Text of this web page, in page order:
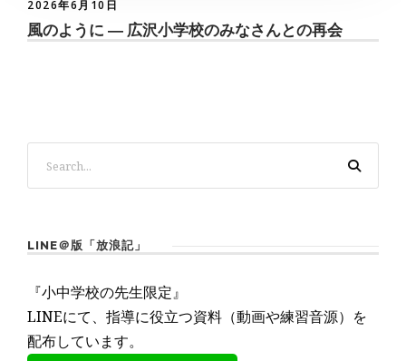
2026年6月10日
風のように ― 広沢小学校のみなさんとの再会
LINE＠版「放浪記」
『小中学校の先生限定』
LINEにて、指導に役立つ資料（動画や練習音源）を
配布しています。